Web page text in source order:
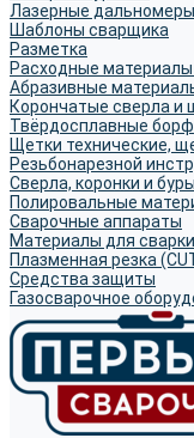
Лазерные дальномеры
Шаблоны сварщика
Разметка
Расходные материалы
Абразивные
Корончатые сверла и
Твёрдосплавные
Щетки технические,
Резьбонарезной
Сверла, коронки и буры
Полировальные
Сварочные аппараты
Материалы для сварки
Плазменная резка
Средства защиты
Газосварочное